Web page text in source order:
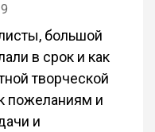
большой
в срок и как
творческой
пожеланиям и
и